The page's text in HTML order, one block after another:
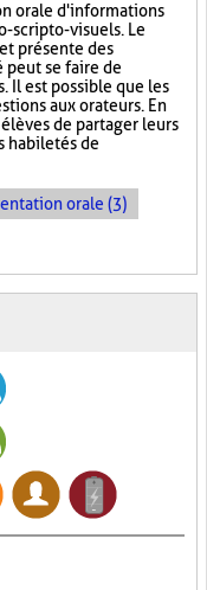
orale d'informations
scripto-visuels. Le
présente des
peut se faire de
Il est possible que les
aux orateurs. En
de partager leurs
habiletés de
orale (3)